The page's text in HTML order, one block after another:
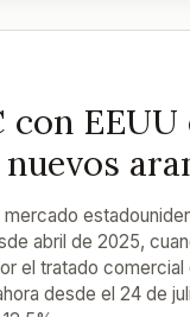
con EEUU
abril de 2025,
el tratado comercial
desde el 24 de